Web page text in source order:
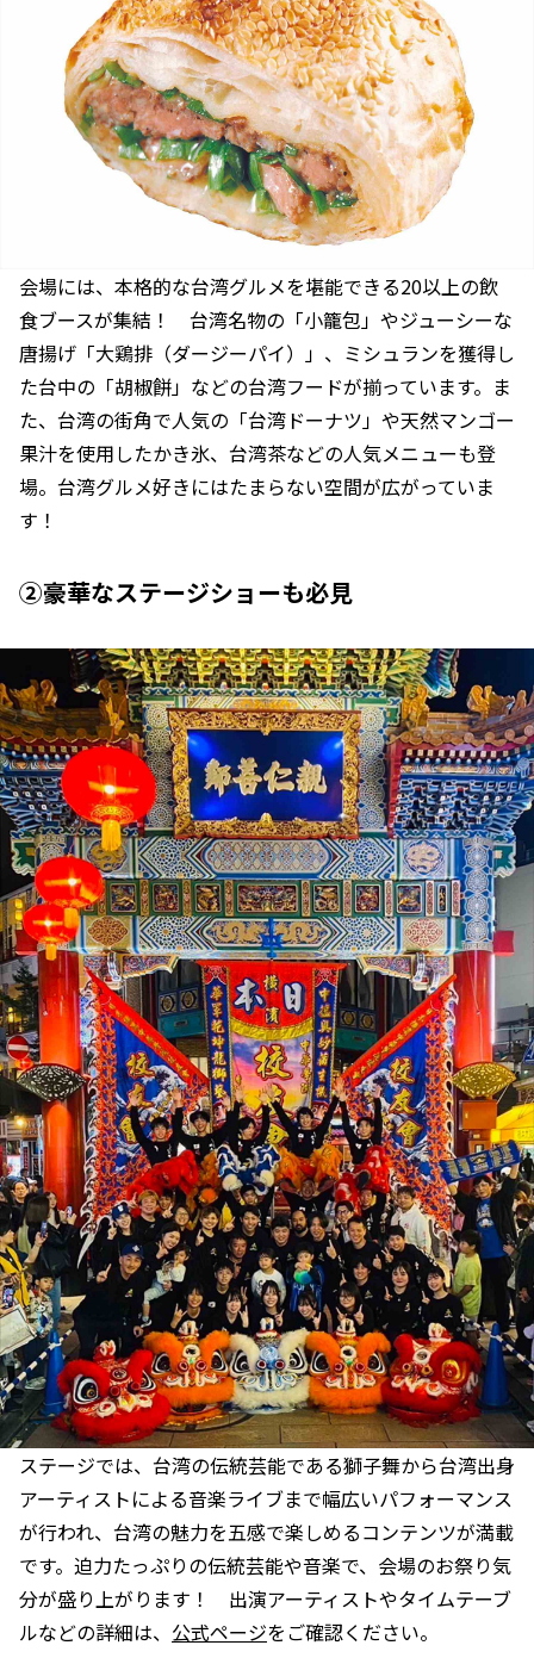
会場には、本格的な台湾グルメを堪能できる20以上の飲
食ブースが集結！ 台湾名物の「小籠包」やジューシーな
唐揚げ「大鶏排（ダージーパイ）」、ミシュランを獲得し
た台中の「胡椒餅」などの台湾フードが揃っています。ま
た、台湾の街角で人気の「台湾ドーナツ」や天然マンゴー
果汁を使用したかき氷、台湾茶などの人気メニューも登
場。台湾グルメ好きにはたまらない空間が広がっていま
す！
②豪華なステージショーも必見
ステージでは、台湾の伝統芸能である獅子舞から台湾出身
アーティストによる音楽ライブまで幅広いパフォーマンス
が行われ、台湾の魅力を五感で楽しめるコンテンツが満載
です。迫力たっぷりの伝統芸能や音楽で、会場のお祭り気
分が盛り上がります！ 出演アーティストやタイムテーブ
ルなどの詳細は、 公式ページをご確認ください。